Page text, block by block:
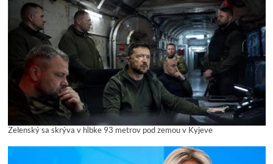
Zelenský sa skrýva v hĺbke 93 metrov pod zemou v Kyjeve